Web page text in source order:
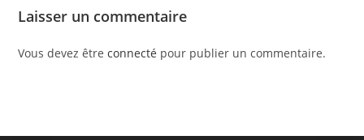
Laisser un commentaire
Vous devez êtreconnecté pour publier un commentaire.